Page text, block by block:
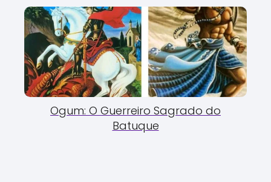
Ogum: O Guerreiro Sagrado do
Batuque